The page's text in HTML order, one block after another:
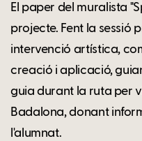
El paper del muralista
projecte. Fent la sessió
intervenció artística,
creació i aplicació,
guia durant la ruta per
Badalona, donant
l'alumnat.